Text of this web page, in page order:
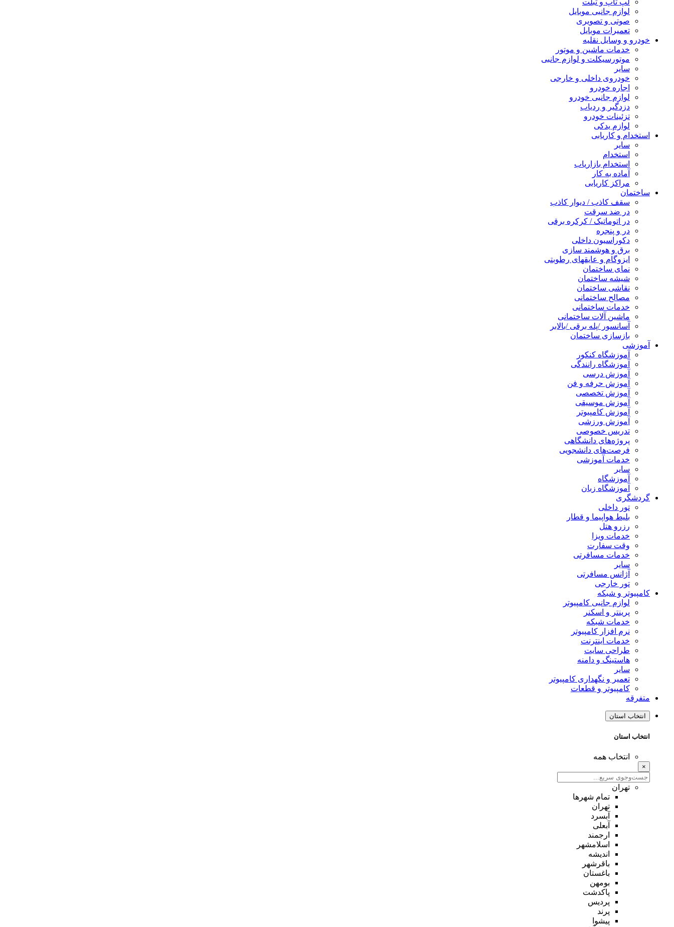
لپ تاپ و تبلت
لوازم جانبی موبایل
صوتی و تصویری
تعمیرات موبایل
خودرو و وسایل نقلیه
خدمات ماشین و موتور
موتورسیکلت و لوازم جانبی
سایر
خودروی داخلی و خارجی
اجاره خودرو
لوازم جانبی خودرو
دزدگیر و ردیاب
تزئینات خودرو
لوازم یدکی
استخدام و کاریابی
سایر
استخدام
استخدام بازاریاب
آماده به کار
مراکز کاریابی
ساختمان
سقف کاذب / دیوار کاذب
در ضد سرقت
در اتوماتیک / کرکره برقی
در و پنجره
دکوراسیون داخلی
برق و هوشمند سازی
ایزوگام و عایقهای رطوبتی
نمای ساختمان
شیشه ساختمان
نقاشی ساختمان
مصالح ساختمانی
خدمات ساختمانی
ماشین آلات ساختمانی
آسانسور /پله برقی /بالابر
بازسازی ساختمان
آموزشی
آموزشگاه کنکور
آموزشگاه رانندگی
آموزش درسی
آموزش حرفه و فن
آموزش تخصصی
آموزش موسیقی
آموزش کامپیوتر
آموزش ورزشی
تدریس خصوصی
پروژه‌های دانشگاهی
فرصت‌های دانشجویی
خدمات آموزشی
سایر
آموزشگاه
آموزشگاه زبان
گردشگری
تور داخلی
بلیط هواپیما و قطار
رزرو هتل
خدمات ویزا
وقت سفارت
خدمات مسافرتی
سایر
آژانس مسافرتی
تور خارجی
کامپیوتر و شبکه
لوازم جانبی کامپیوتر
پرینتر و اسکنر
خدمات شبکه
نرم افزار کامپیوتر
خدمات اینترنت
طراحی سایت
هاستینگ و دامنه
سایر
تعمیر و نگهداری کامپیوتر
کامپیوتر و قطعات
متفرقه
انتخاب استان
انتخاب استان
انتخاب همه
×
تهران
تمام شهر‌ها
تهران
آبسرد
آبعلی
ارجمند
اسلامشهر
اندیشه
باقرشهر
باغستان
بومهن
پاکدشت
پردیس
پرند
پیشوا